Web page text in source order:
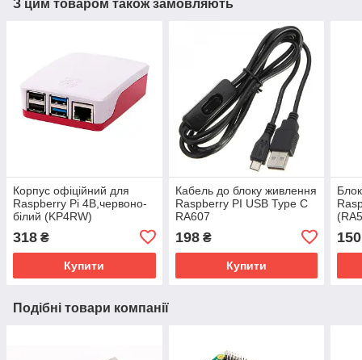
З цим товаром також замовляють
Корпус офіційний для
Raspberry Pi 4B,червоно-
білий (KP4RW)
318 ₴
Купити
Кабель до блоку живлення
Raspberry PI USB Type C
RA607
198₴
Купити
150
Подібні товари компанії